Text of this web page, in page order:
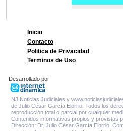
Inicio
Contacto
Politica de Privacidad
Terminos de Uso
Desarrollado por
NJ Noticias Judiciales y
de Julio César García Elorrio. Todos los
reproducción total o parcial por cualquier
Contenidos informativos propios y provistos
Dirección: Dr. Julio César García Elorrio.